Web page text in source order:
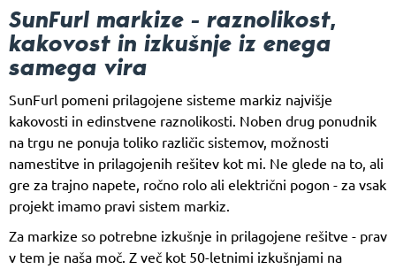
SunFurl markize - raznolikost,
kakovost in izkušnje iz enega
samega vira
SunFurl pomeni prilagojene sisteme markiz najvišje
kakovosti in edinstvene raznolikosti. Noben drug ponudnik
na trgu ne ponuja toliko različic sistemov, možnosti
namestitve in prilagojenih rešitev kot mi. Ne glede na to, ali
gre za trajno napete, ročno rolo ali električni pogon - za vsak
projekt imamo pravi sistem markiz.
Za markize so potrebne izkušnje in prilagojene rešitve - prav
v tem je naša moč. Z več kot 50-letnimi izkušnjami na